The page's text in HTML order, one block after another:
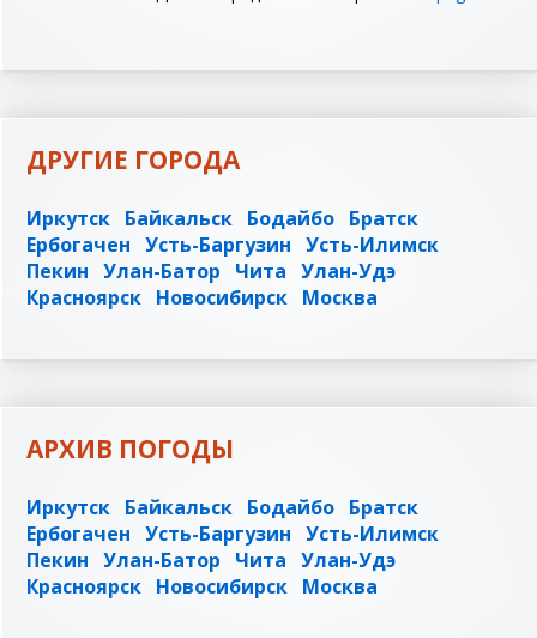
ДРУГИЕ ГОРОДА
Иркутск Байкальск Бодайбо Братск
Ербогачен Усть-Баргузин Усть-Илимск
Пекин Улан-Батор Чита Улан-Удэ
Красноярск Новосибирск Москва
АРХИВ ПОГОДЫ
Иркутск Байкальск Бодайбо Братск
Ербогачен Усть-Баргузин Усть-Илимск
Пекин Улан-Батор Чита Улан-Удэ
Красноярск Новосибирск Москва